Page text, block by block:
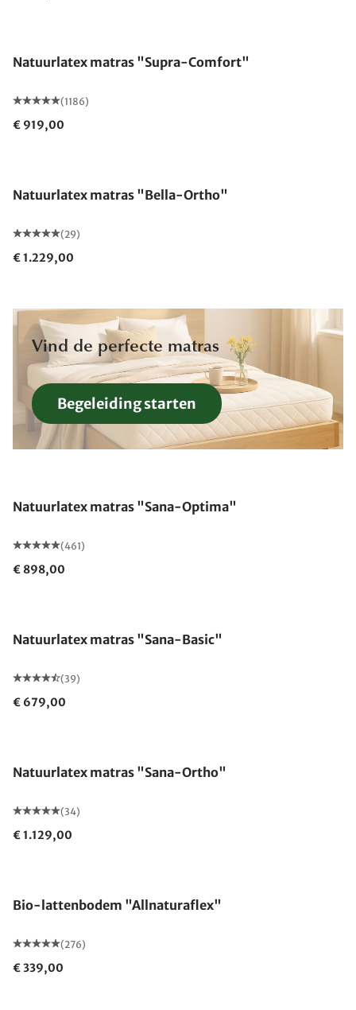
Natuurlatex matras "Supra-Comfort"
(1186)
€ 919,00
Natuurlatex matras "Bella-Ortho"
(29)
€ 1.229,00
Vind de perfecte matras
Begeleiding starten
Natuurlatex matras "Sana-Optima"
(461)
€ 898,00
Natuurlatex matras "Sana-Basic"
(39)
€ 679,00
Natuurlatex matras "Sana-Ortho"
(34)
€ 1.129,00
Bio-lattenbodem "Allnaturaflex"
(276)
€ 339,00